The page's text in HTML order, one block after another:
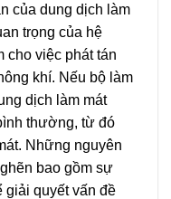
của dung dịch làm
trọng của hệ
cho việc phát tán
khí. Nếu bộ làm
dịch làm mát
thường, từ đó
Những nguyên
bao gồm sự
giải quyết vấn đề